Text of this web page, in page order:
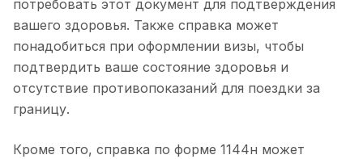
потребовать этот документ для подтверждения
вашего здоровья. Также справка может
понадобиться при оформлении визы, чтобы
подтвердить ваше состояние здоровья и
отсутствие противопоказаний для поездки за
границу.
Кроме того, справка по форме 1144н может